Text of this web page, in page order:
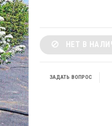
НЕТ В
ЗАДАТЬ ВОПРОС